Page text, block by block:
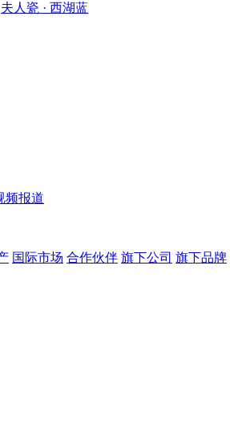
夫人瓷 · 西湖蓝
频报道
国际市场 合作伙伴 旗下公司 旗下品牌